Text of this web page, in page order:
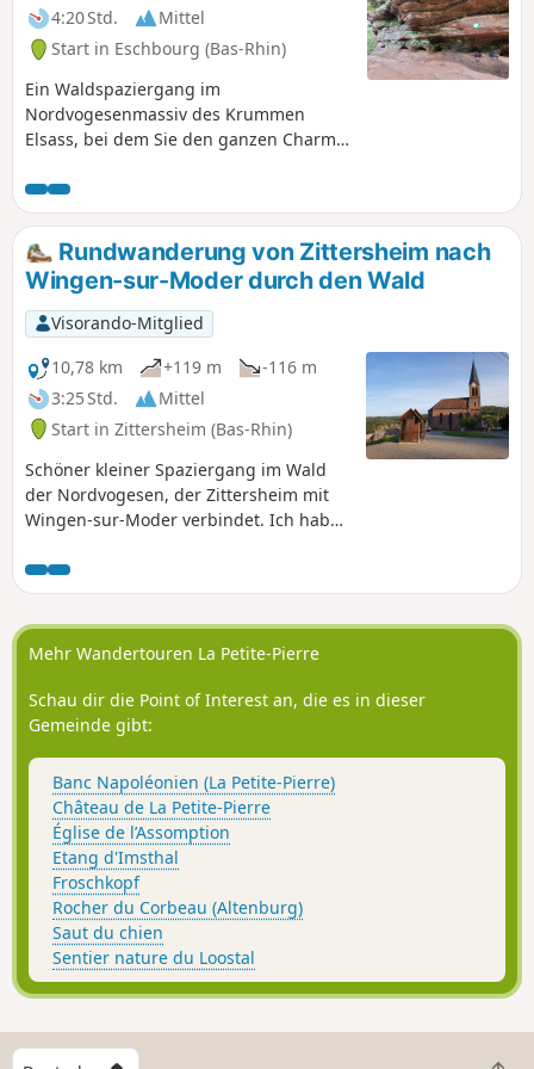
4:20 Std.
Mittel
Start in Eschbourg (Bas-Rhin)
Ein Waldspaziergang im
Nordvogesenmassiv des Krummen
Elsass, bei dem Sie den ganzen Charme
einem obligatorischen Abstecher zum
Rocher des Païens und einer Rückkehr
zu den Höhlenwohnungen von
Graufthal.
Rundwanderung von Zittersheim nach
Wingen-sur-Moder durch den Wald
Visorando-Mitglied
10,78 km
+119 m
-116 m
3:25 Std.
Mittel
Start in Zittersheim (Bas-Rhin)
Schöner kleiner Spaziergang im Wald
der Nordvogesen, der Zittersheim mit
Wingen-sur-Moder verbindet. Ich habe
verliebt.
Mehr Wandertouren La Petite-Pierre
Schau dir die Point of Interest an, die es in dieser
Gemeinde gibt:
Banc Napoléonien (La Petite-Pierre)
Château de La Petite-Pierre
Église de l’Assomption
Etang d'Imsthal
Froschkopf
Rocher du Corbeau (Altenburg)
Saut du chien
Sentier nature du Loostal
W